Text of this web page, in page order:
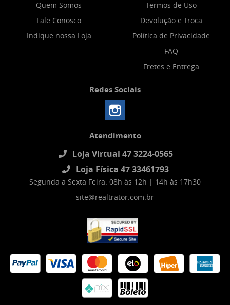
Quem Somos
Fale Conosco
Indique nossa Loja
Termos de Uso
Devolução e Troca
Política de Privacidade
FAQ
Fretes e Entrega
Redes Sociais
Atendimento
Loja Virtual 47 3224-0565
Loja Física 47 33461793
Segunda a Sexta Feira: 08h às 12h | 14h às 17h30
site@realtrator.com.br